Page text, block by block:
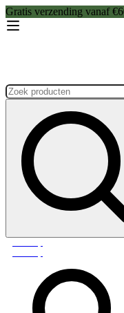
Gratis verzending vanaf
Zoeken: